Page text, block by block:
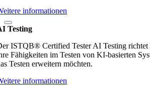
informationen
Testing
ISTQB® Certified Tester AI Testing richtet
Fähigkeiten im Testen von KI-basierten
Testen erweitern möchten.
informationen